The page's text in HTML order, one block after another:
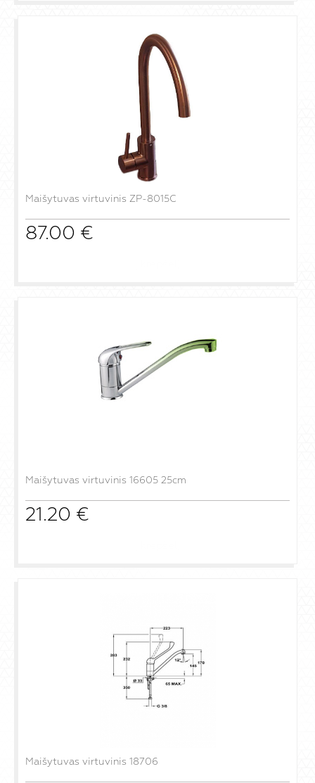
Maišytuvas virtuvinis ZP-8015C
87.00 €
Maišytuvas virtuvinis 16605 25cm
21.20 €
Maišytuvas virtuvinis 18706